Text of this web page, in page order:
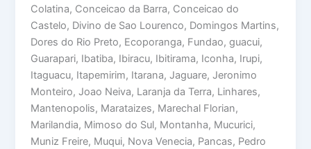
Colatina, Conceicao da Barra, Conceicao do
Castelo, Divino de Sao Lourenco, Domingos Martins,
Dores do Rio Preto, Ecoporanga, Fundao, guacui,
Guarapari, Ibatiba, Ibiracu, Ibitirama, Iconha, Irupi,
Itaguacu, Itapemirim, Itarana, Jaguare, Jeronimo
Monteiro, Joao Neiva, Laranja da Terra, Linhares,
Mantenopolis, Marataizes, Marechal Florian,
Marilandia, Mimoso do Sul, Montanha, Mucurici,
Muniz Freire, Muqui, Nova Venecia, Pancas, Pedro